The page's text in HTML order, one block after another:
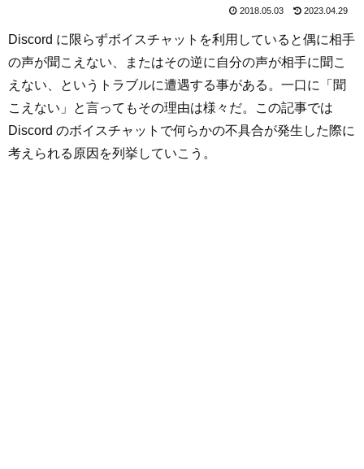
2018.05.03 2023.04.29
Discord に限らずボイスチャットを利用していると偶に相手
の声が聞こえない、またはその逆に自分の声が相手に聞こ
えない、というトラブルに遭遇する事がある。一口に「聞
こえない」と言ってもその理由は様々だ。この記事では
Discord のボイスチャットで何らかの不具合が発生した際に
考えられる原因を列挙していこう。